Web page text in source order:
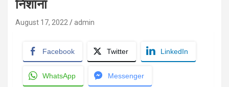
निशाना
August 17, 2022 admin
Facebook Twitter LinkedIn
WhatsApp Messenger